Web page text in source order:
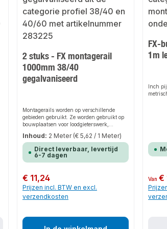
M8/M10Installatie: Snel en eenvoudigIn
ons assortiment vind je ook bijpassend
leidingwerk en andere producten voor
installatie.
voor
onze
10
expert
2 stuks - FX montagerail
1000mm 38/40
gegalvaniseerd
Montagerails worden op verschillende
gebieden gebruikt. Ze worden gebruikt op
bouwplaatsen voor loodgieterswerk,
verwarming, airconditioning, ventilatie en
elektriciteit. Ze zijn ook ideaal voor de
eenvoudige en professionele productie van
allerlei soorten frames en lichtgewicht
draagconstructies.
Inhoud: 2 Meter (€ 5,62 / 1 Meter)
Direct leverbaar, levertijd
6-7 dagen
Normale prijs:
€ 11,24
Prijzen incl. BTW en excl.
verzendkosten
FX-
1m
Inch
Van€